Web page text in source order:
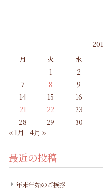
月
火 水
1
2
7
8 9
14
15 16
21
22 23
28
29 30
« 1月
4月 »
最近の投稿
年末年始のご挨拶